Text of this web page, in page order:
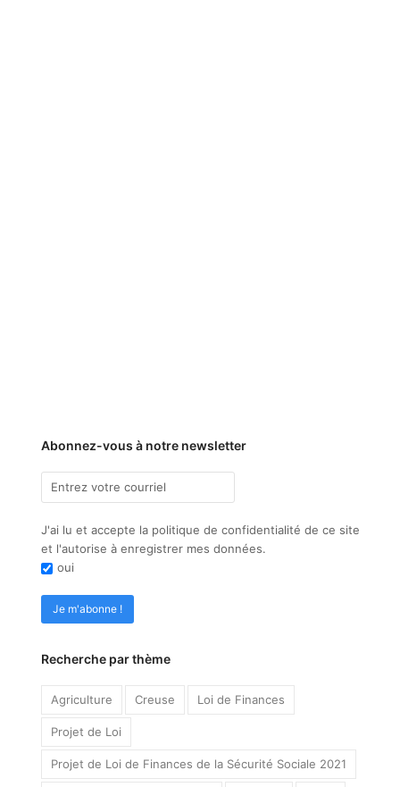
Abonnez-vous à notre newsletter
J'ai lu et accepte la politique de confidentialité de ce site
et l'autorise à enregistrer mes données.
oui
Recherche par thème
Agriculture Creuse Loi de Finances
Projet de Loi
Projet de Loi de Finances de la Sécurité Sociale 2021